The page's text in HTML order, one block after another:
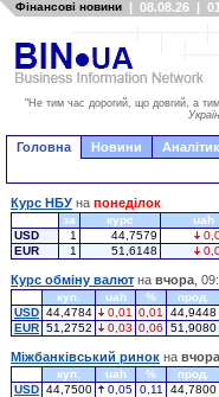
Фінансові новини | 08.08.26 |
"Не тим час дорогий, що довгий, а
Головна Новини
Курс НБУ на понеділок
за курс uah
USD
1 44,7579
EUR
1 51,6148
Курс обміну валют на вчора ,
куп. uah % прод.
USD 44,4784 0,01 0,01 44,9448
EUR 51,2752 0,03 0,06 51,9080
Міжбанківський ринок на вчора
куп. uah % прод.
USD 44,7500 0,05 0,11 44,7800